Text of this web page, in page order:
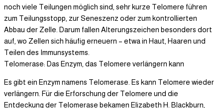
noch viele Teilungen möglich sind, sehr kurze Telomere führen
zum Teilungsstopp, zur Seneszenz oder zum kontrollierten
Abbau der Zelle. Darum fallen Alterungszeichen besonders dort
auf, wo Zellen sich häufig erneuern – etwa in Haut, Haaren und
Teilen des Immunsystems.
Telomerase: Das Enzym, das Telomere verlängern kann
Es gibt ein Enzym namens Telomerase. Es kann Telomere wieder
verlängern. Für die Erforschung der Telomere und die
Entdeckung der Telomerase bekamen Elizabeth H. Blackburn,